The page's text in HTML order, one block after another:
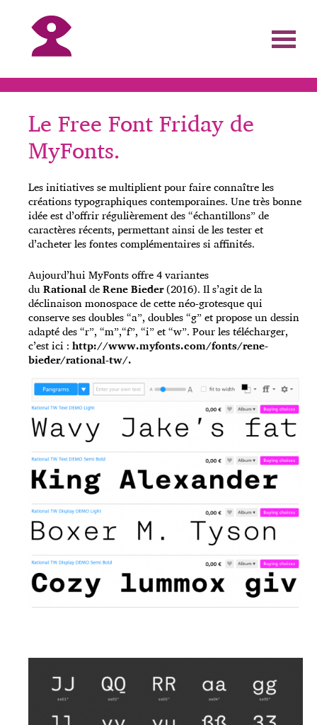
Le Free Font Friday de
MyFonts.
Les initiatives se multiplient pour faire connaître les
créations typographiques contemporaines. Une très bonne
idée est d’offrir régulièrement des “échantillons” de
caractères récents, permettant ainsi de les tester et
d’acheter les fontes complémentaires si affinités.
Aujourd’hui MyFonts offre 4 variantes
duRationaldeRene Bieder(2016). Il s’agit de la
déclinaison monospace de cette néo-grotesque qui
conserve ses doubles “a”, doubles “g” et propose un dessin
adapté des “r”, “m”,“f”, “i” et “w”. Pour les télécharger,
c’est ici : http://www.myfonts.com/fonts/rene-
bieder/rational-tw/.